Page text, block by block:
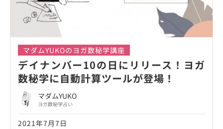
マダムYUKOのヨガ数秘学講座
デイナンバー10の日にリリース！ヨガ
数秘学に自動計算ツールが登場！
マダムYUKO
ヨガ数秘学占い
2021年7月7日